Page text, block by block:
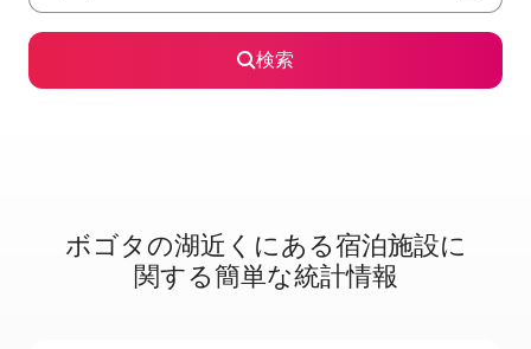
検索
ボゴタの湖⁠近⁠く⁠にあ⁠る宿⁠泊⁠施⁠設⁠に
関⁠す⁠る簡⁠単⁠な統⁠計⁠情⁠報